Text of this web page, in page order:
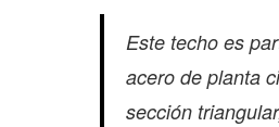
Este techo es
acero de planta
sección